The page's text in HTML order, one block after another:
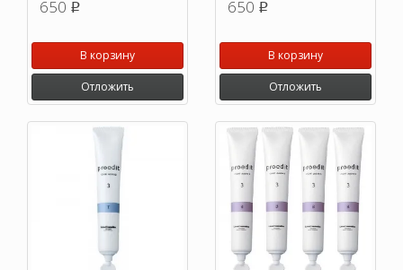
650 p
В корзину
Отложить
650 p
В корзину
Отложить